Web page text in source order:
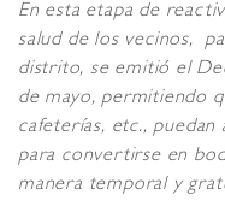
En esta etapa de
salud de los vecinos,
distrito, se emitió el
de mayo, permitiendo
cafeterías, etc.,
para convertirse en
manera temporal y